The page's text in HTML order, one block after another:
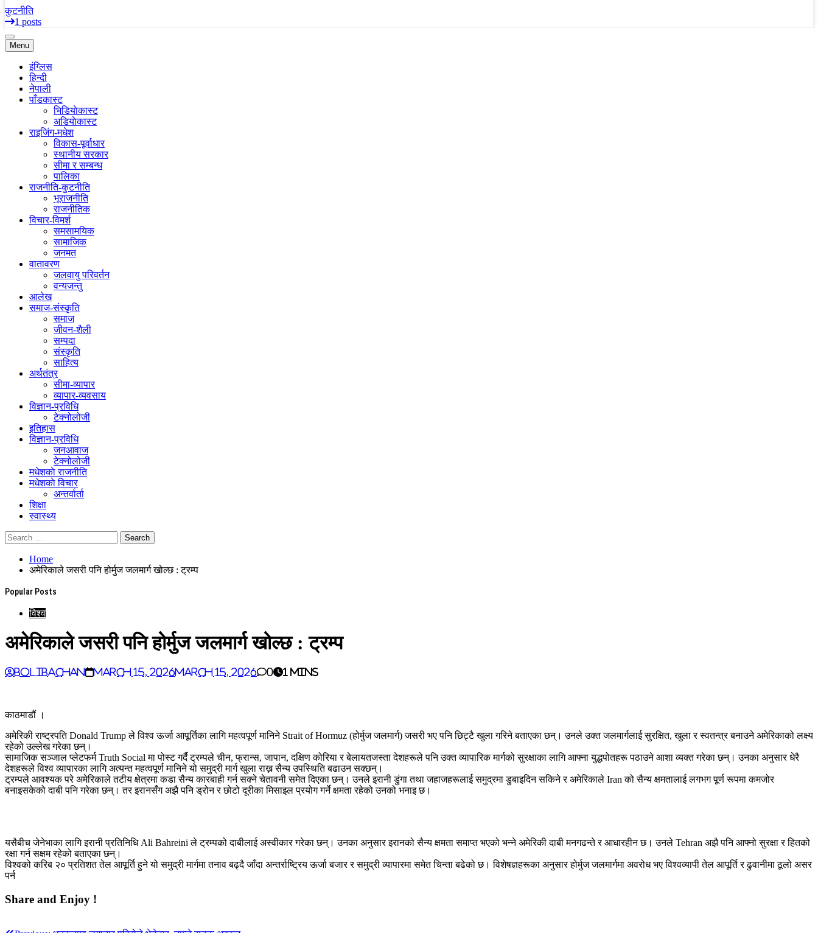
कुटनीति
1 posts
Menu
इंग्लिस
हिन्दी
नेपाली
पाँडकास्ट
भिडियाेकास्ट
अडियाेकास्ट
राइजिंग-मधेश
विकास-पूर्वाधार
स्थानीय सरकार
सीमा र सम्बन्ध
पालिका
राजनीति-कुटनीति
भूराजनीति
राजनीतिक
विचार-विमर्श
समसामयिक
सामाजिक
जनमत
वातावरण
जलवायु परिवर्तन
वन्यजन्तु
आलेख
समाज-संस्कृति
समाज
जीवन-शैली
सम्पदा
संस्कृति
साहित्य
अर्थतंत्र
सीमा-व्यापार
व्यापार-व्यवसाय
विज्ञान-प्रविधि
टेक्नोलोजी
इतिहास
विज्ञान-प्रविधि
जनआवाज
टेक्नोलोजी
मधेशकाे राजनीति
मधेशकाे विचार
अन्तर्वार्ता
शिक्षा
स्वास्थ्य
Home
अमेरिकाले जसरी पनि होर्मुज जलमार्ग खोल्छ : ट्रम्प
Popular Posts
विश्व
अमेरिकाले जसरी पनि होर्मुज जलमार्ग खोल्छ : ट्रम्प
BoliBachan March 15, 2026March 15, 2026 0 1 mins
काठमाडौं ।
अमेरिकी राष्ट्रपति Donald Trump ले विश्व ऊर्जा आपूर्तिका लागि महत्वपूर्ण मानिने Strait of Hormuz (होर्मुज जलमार्ग) जसरी भए पनि छिट्टै खुला गरिने बताएका छन्। उनले उक्त जलमार्गलाई सुरक्षित, खुला र स्वतन्त्र बनाउने अमेरिकाको लक्ष्य
रहेको उल्लेख गरेका छन्।
सामाजिक सञ्जाल प्लेटफर्म Truth Social मा पोस्ट गर्दै ट्रम्पले चीन, फ्रान्स, जापान, दक्षिण कोरिया र बेलायतजस्ता देशहरूले पनि उक्त व्यापारिक मार्गको सुरक्षाका लागि आफ्ना युद्धपोतहरू पठाउने आशा व्यक्त गरेका छन्। उनका अनुसार धेरै
देशहरूले विश्व व्यापारका लागि अत्यन्त महत्वपूर्ण मानिने यो समुद्री मार्ग खुला राख्न सैन्य उपस्थिति बढाउन सक्छन्।
ट्रम्पले आवश्यक परे अमेरिकाले तटीय क्षेत्रमा कडा सैन्य कारबाही गर्न सक्ने चेतावनी समेत दिएका छन्। उनले इरानी डुंगा तथा जहाजहरूलाई समुद्रमा डुबाइदिन सकिने र अमेरिकाले Iran को सैन्य क्षमतालाई लगभग पूर्ण रूपमा कमजोर
बनाइसकेको दाबी पनि गरेका छन्। तर इरानसँग अझै पनि ड्रोन र छोटो दूरीका मिसाइल प्रयोग गर्ने क्षमता रहेको उनको भनाइ छ।
यसैबीच जेनेभाका लागि इरानी प्रतिनिधि Ali Bahreini ले ट्रम्पको दाबीलाई अस्वीकार गरेका छन्। उनका अनुसार इरानको सैन्य क्षमता समाप्त भएको भन्ने अमेरिकी दाबी मनगढन्ते र आधारहीन छ। उनले Tehran अझै पनि आफ्नो सुरक्षा र हितको
रक्षा गर्न सक्षम रहेको बताएका छन्।
विश्वको करिब २० प्रतिशत तेल आपूर्ति हुने यो समुद्री मार्गमा तनाव बढ्दै जाँदा अन्तर्राष्ट्रिय ऊर्जा बजार र समुद्री व्यापारमा समेत चिन्ता बढेको छ। विशेषज्ञहरूका अनुसार होर्मुज जलमार्गमा अवरोध भए विश्वव्यापी तेल आपूर्ति र ढुवानीमा ठूलो असर
पर्न
Share and Enjoy !